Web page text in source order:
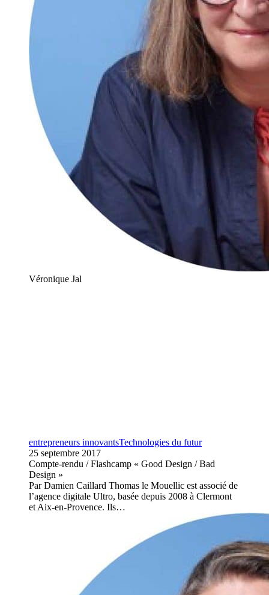
Véronique Jal
entrepreneurs innovantsTechnologies du futur
25 septembre 2017
Compte-rendu / Flashcamp « Good Design / Bad
Design »
Par Damien Caillard Thomas le Mouellic est associé de
l’agence digitale Ultro, basée depuis 2008 à Clermont
et Aix-en-Provence. Ils…